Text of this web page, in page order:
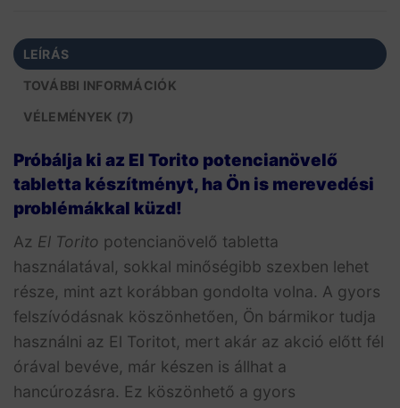
LEÍRÁS
TOVÁBBI INFORMÁCIÓK
VÉLEMÉNYEK (7)
Próbálja ki az El Torito potencianövelő
tabletta készítményt, ha Ön is merevedési
problémákkal küzd!
Az El Torito potencianövelő tabletta
használatával, sokkal minőségibb szexben lehet
része, mint azt korábban gondolta volna. A gyors
felszívódásnak köszönhetően, Ön bármikor tudja
használni az El Toritot, mert akár az akció előtt fél
órával bevéve, már készen is állhat a
hancúrozásra. Ez köszönhető a gyors